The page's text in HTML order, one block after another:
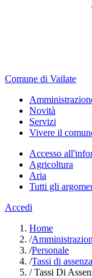
Comune di Vailate
Novità
Servizi
Vivere il
Accesso
Agricoltura
Aria
Tutti gli
Accedi
Home
/
/Personale
/Tassi di assenza
/Tassi Di